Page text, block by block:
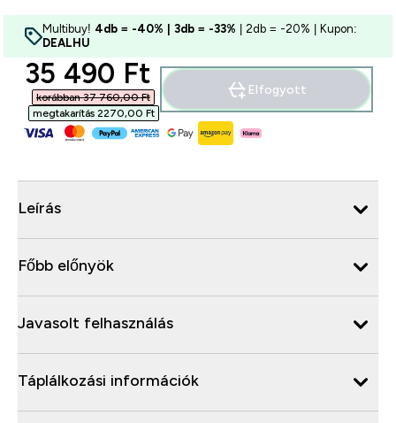
Multibuy! 4db = -40% | 3db = -33% | 2db = -20% | Kupon:
DEALHU
discounted price
35 490 Ft‎
korábban 37 760,00 Ft‎
megtakarítás 2270,00 Ft‎
Elfogyott
Leírás
Főbb előnyök
Javasolt felhasználás
Táplálkozási információk